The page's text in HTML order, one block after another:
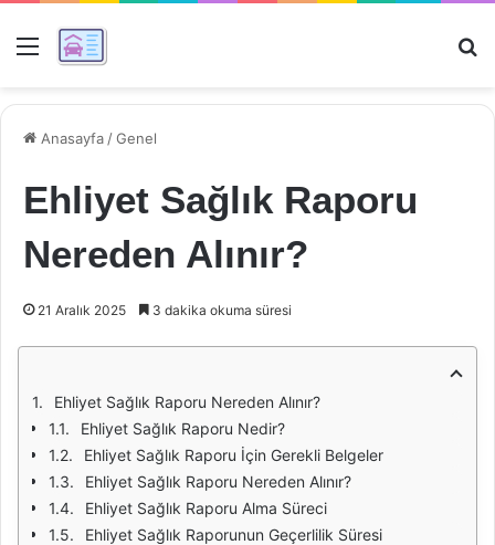
Menü
Anasayfa /Genel
Ehliyet Sağlık Raporu
Nereden Alınır?
21 Aralık 2025 3 dakika okuma süresi
Ehliyet Sağlık Raporu Nereden Alınır?
Ehliyet Sağlık Raporu Nedir?
Ehliyet Sağlık Raporu İçin Gerekli Belgeler
Ehliyet Sağlık Raporu Nereden Alınır?
Ehliyet Sağlık Raporu Alma Süreci
Ehliyet Sağlık Raporunun Geçerlilik Süresi